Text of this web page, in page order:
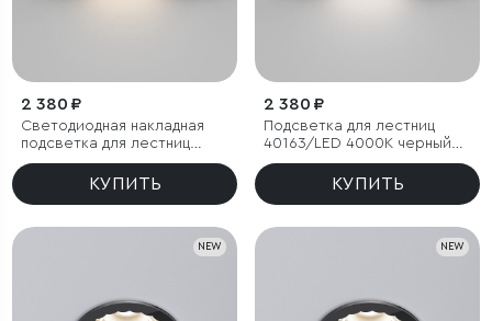
2 380 ₽
Светодиодная накладная
подсветка для лестниц
40163/LED 3000К черный
КУПИТЬ
2 380 ₽
Подсветка для лестниц
40163/LED 4000К черный
IP65
КУПИТЬ
NEW NEW